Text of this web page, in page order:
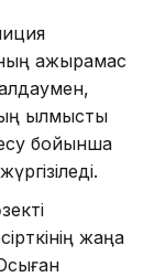
ажырамас
қылмыстық
бойынша
жаңа